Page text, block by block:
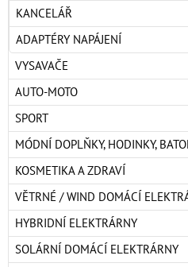
KANCELÁŘ
ADAPTÉRY NAPÁJENÍ
VYSAVAČE
AUTO-MOTO
SPORT
MÓDNÍ DOPLŇKY, HODINKY,
KOSMETIKA A ZDRAVÍ
VĚTRNÉ / WIND DOMÁCÍ
HYBRIDNÍ ELEKTRÁRNY
SOLÁRNÍ DOMÁCÍ ELEKTRÁRNY